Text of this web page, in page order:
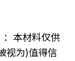
：本材料仅供
视为)值得信